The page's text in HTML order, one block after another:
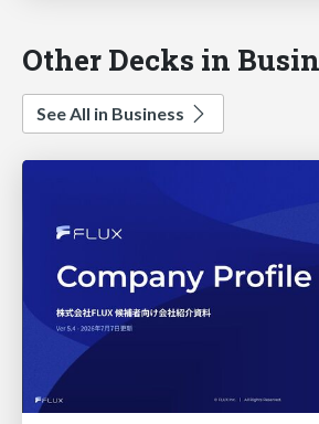
Other Decks in
See All in Business